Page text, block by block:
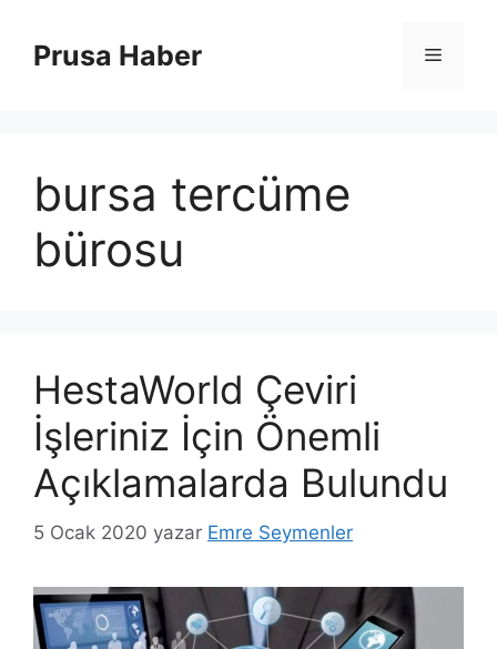
Prusa Haber Menü
bursa tercüme
bürosu
HestaWorld Çeviri
İşleriniz İçin Önemli
Açıklamalarda Bulundu
5 Ocak 2020 yazar Emre Seymenler